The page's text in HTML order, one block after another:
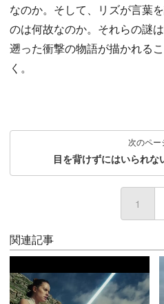
なのか。そして、リズが言葉
のは何故なのか。それらの謎
遡った衝撃の物語が描かれる
く。
次のペー
目を背けずにはいられ
1
関連記事